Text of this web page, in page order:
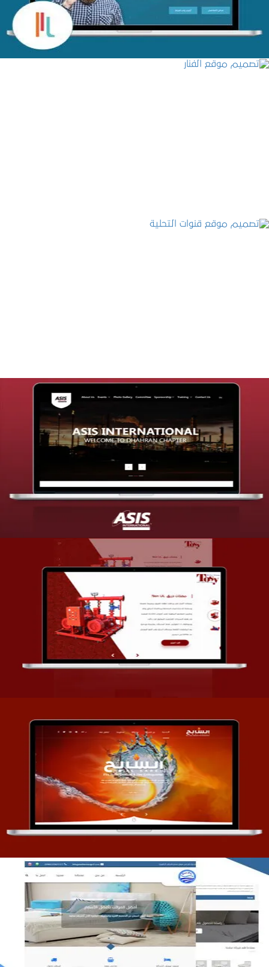
تصميم موقع شركة asis
التفاصيل
تصميم شركة قمة الأنظمة TOSY
التفاصيل
تصميم موقع السابح للصناعات المعدنية
التفاصيل
مصنع المراتب الخليجية